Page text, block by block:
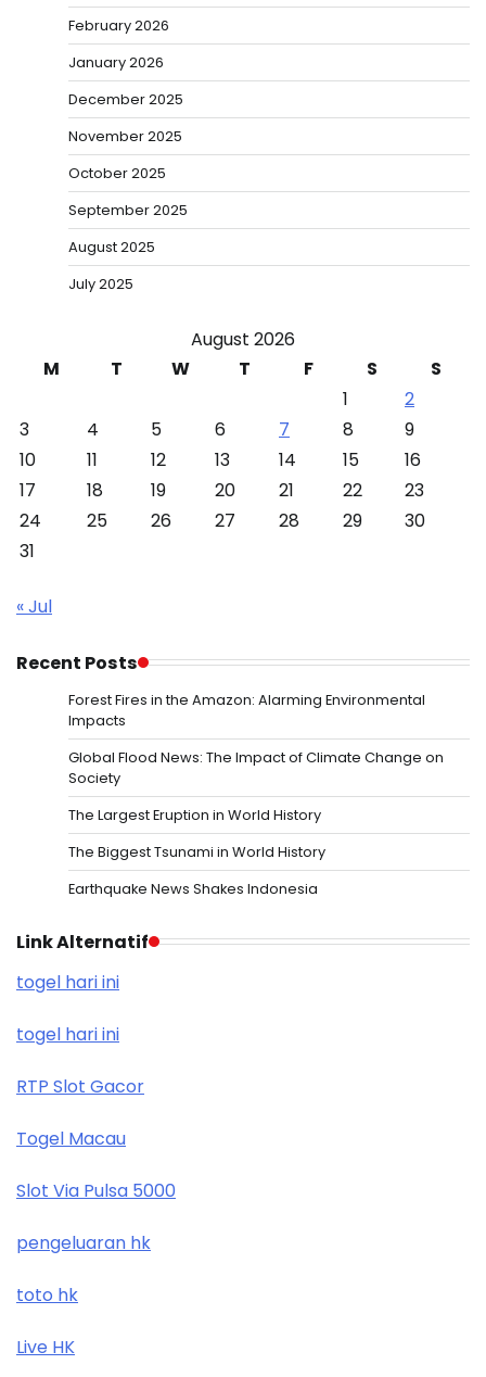
February 2026
January 2026
December 2025
November 2025
October 2025
September 2025
August 2025
July 2025
August 2026
M
T W T F S
S
1
2
3
4 5 6 7 8
9
10
11 12 13 14 15
16
17
18 19 20 21 22
23
24
25 26 27 28 29
30
31
« Jul
Recent Posts
Forest Fires in the Amazon: Alarming Environmental
Impacts
Global Flood News: The Impact of Climate Change on
Society
The Largest Eruption in World History
The Biggest Tsunami in World History
Earthquake News Shakes Indonesia
Link Alternatif
togel hari ini
togel hari ini
RTP Slot Gacor
Togel Macau
Slot Via Pulsa 5000
pengeluaran hk
toto hk
Live HK